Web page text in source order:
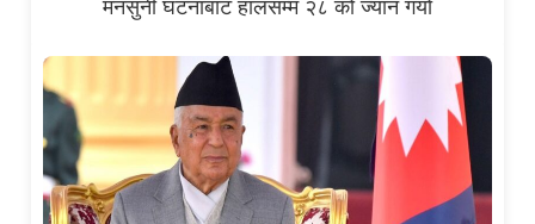
मनसुनी घटनाबाट हालसम्म २८ को ज्यान गयो